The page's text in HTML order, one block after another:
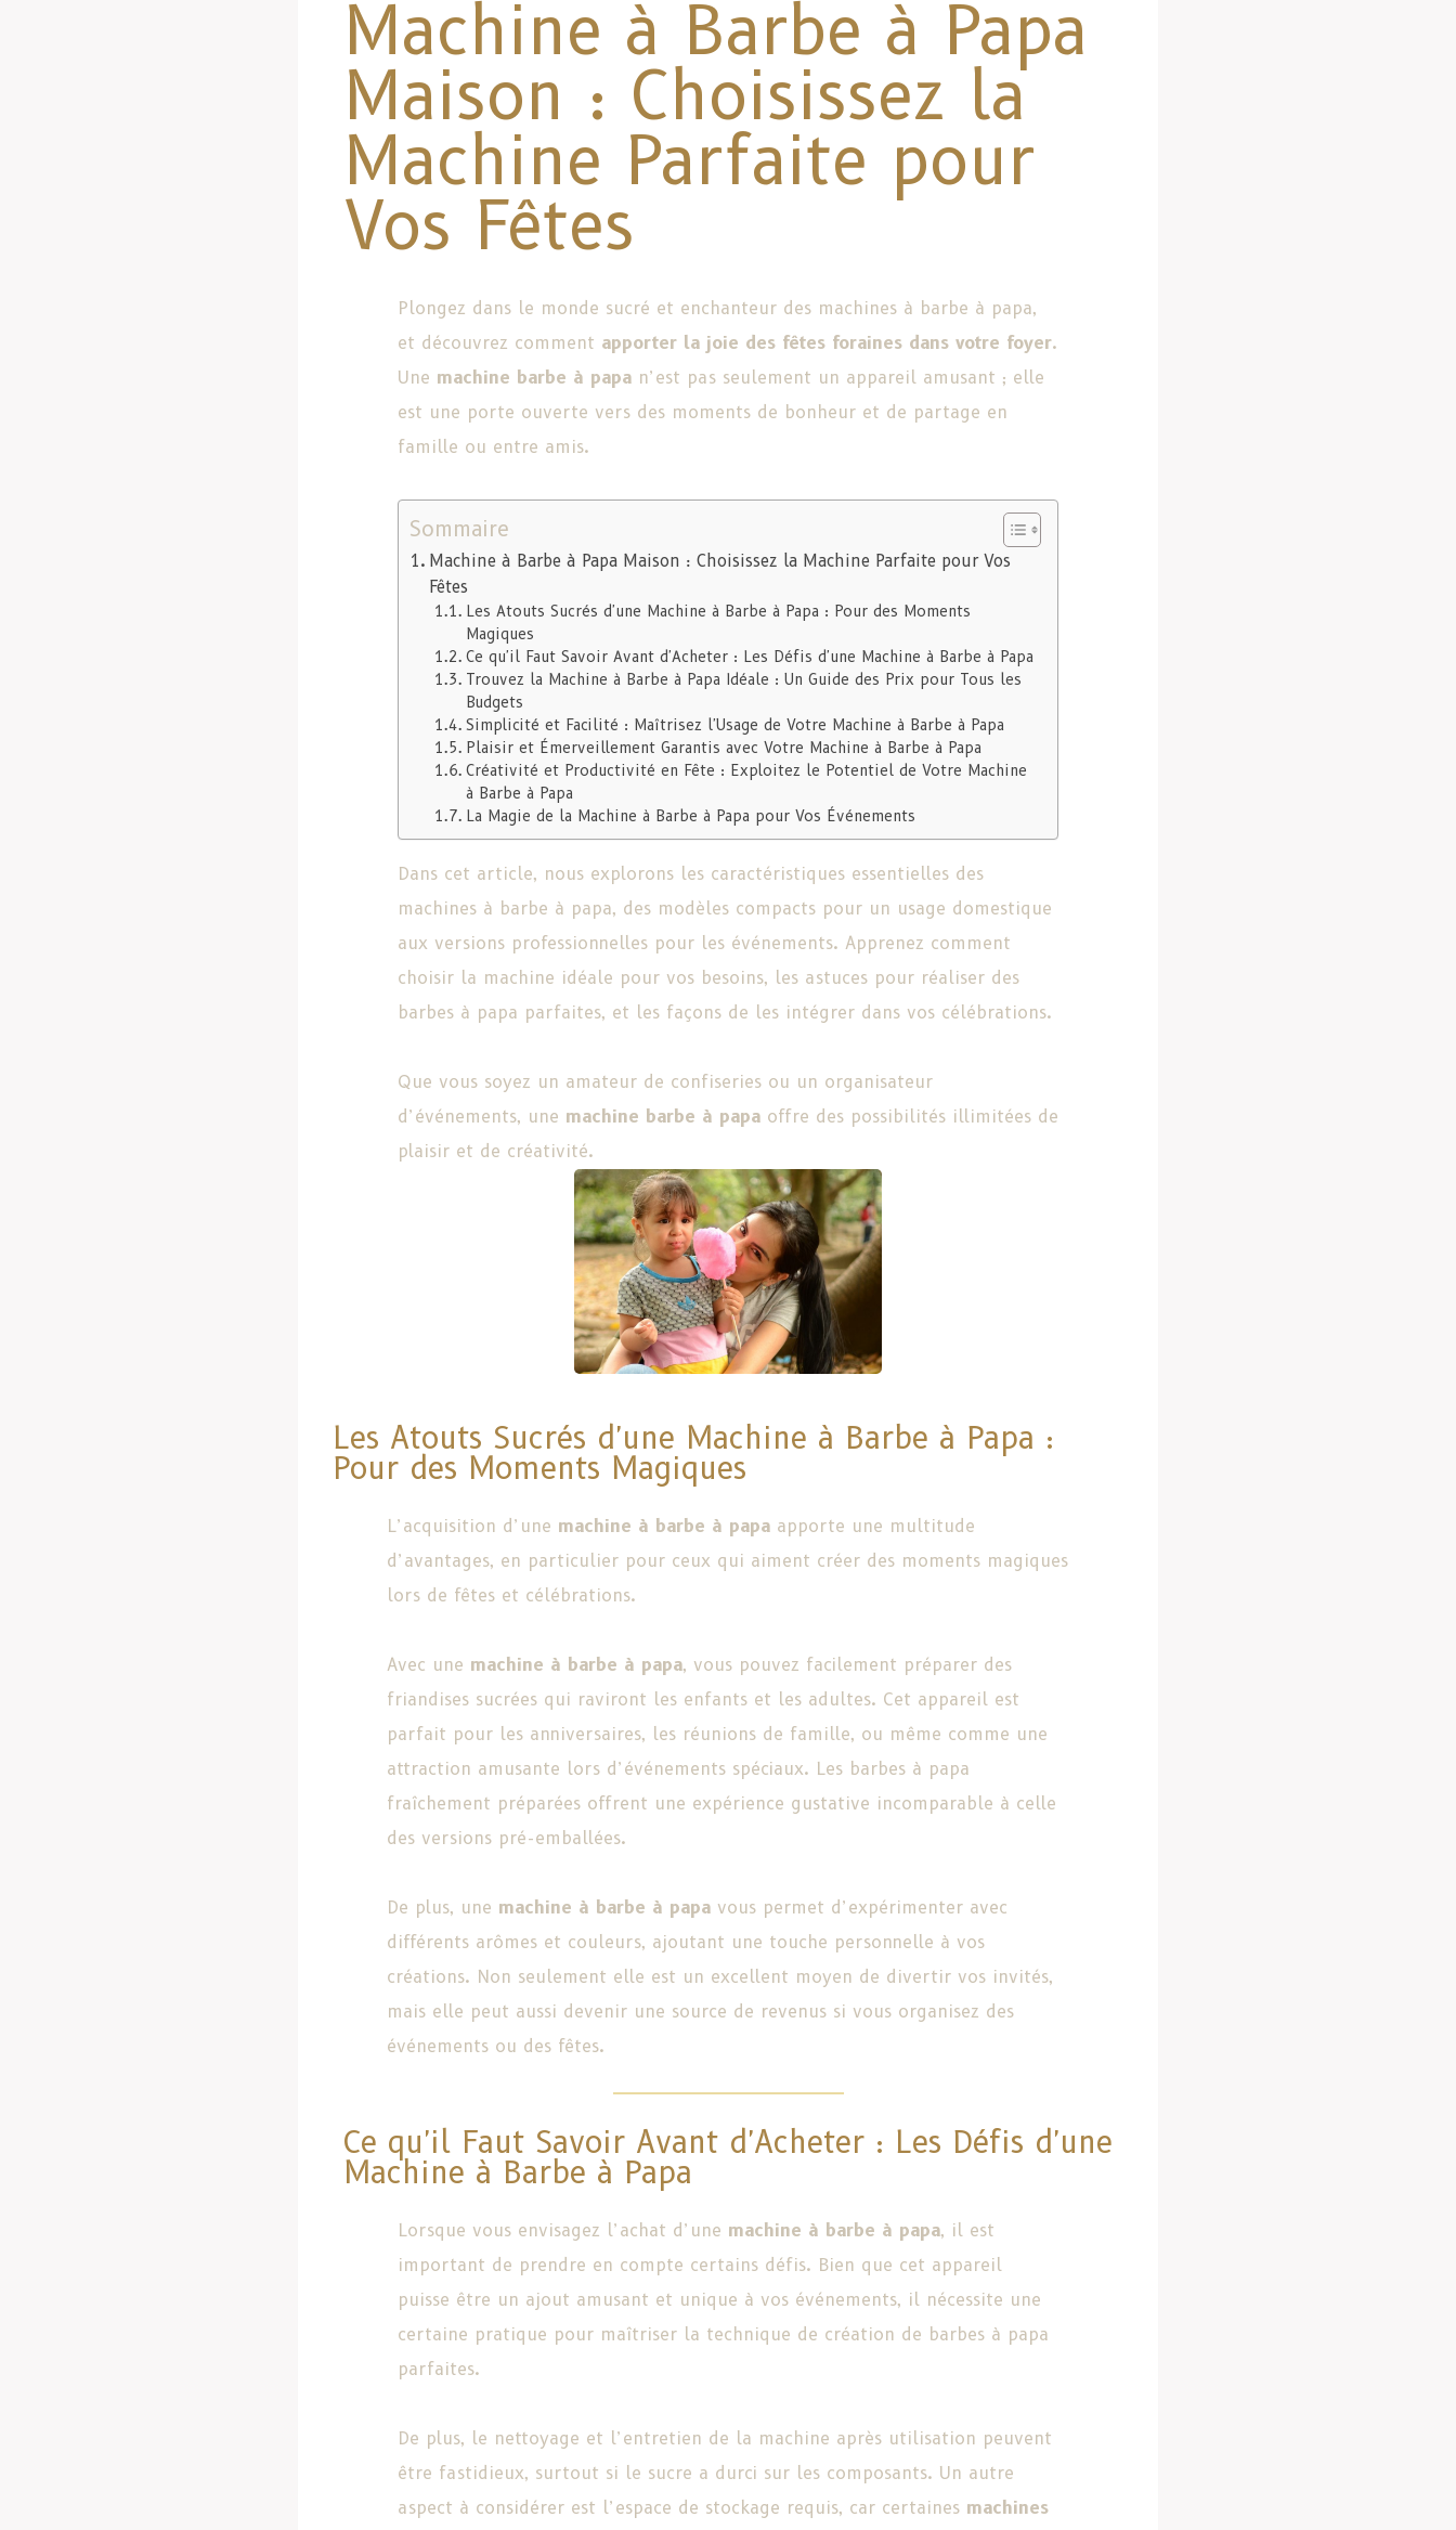
Machine à Barbe à Papa
Maison : Choisissez la
Machine Parfaite pour
Vos Fêtes
Plongez dans le monde sucré et enchanteur des machines à barbe à papa,
et découvrez comment apporter la joie des fêtes foraines dans votre foyer.
Une machine barbe à papa n’est pas seulement un appareil amusant ; elle
est une porte ouverte vers des moments de bonheur et de partage en
famille ou entre amis.
Sommaire
Machine à Barbe à Papa Maison : Choisissez la Machine Parfaite pour Vos
Fêtes
Les Atouts Sucrés d'une Machine à Barbe à Papa : Pour des Moments
Magiques
Ce qu'il Faut Savoir Avant d'Acheter : Les Défis d'une Machine à Barbe à Papa
Trouvez la Machine à Barbe à Papa Idéale : Un Guide des Prix pour Tous les
Budgets
Simplicité et Facilité : Maîtrisez l'Usage de Votre Machine à Barbe à Papa
Plaisir et Émerveillement Garantis avec Votre Machine à Barbe à Papa
Créativité et Productivité en Fête : Exploitez le Potentiel de Votre Machine
à Barbe à Papa
La Magie de la Machine à Barbe à Papa pour Vos Événements
Dans cet article, nous explorons les caractéristiques essentielles des
machines à barbe à papa, des modèles compacts pour un usage domestique
aux versions professionnelles pour les événements. Apprenez comment
choisir la machine idéale pour vos besoins, les astuces pour réaliser des
barbes à papa parfaites, et les façons de les intégrer dans vos célébrations.
Que vous soyez un amateur de confiseries ou un organisateur
d’événements, une machine barbe à papa offre des possibilités illimitées de
plaisir et de créativité.
Les Atouts Sucrés d'une Machine à Barbe à Papa :
Pour des Moments Magiques
L’acquisition d’une machine à barbe à papa apporte une multitude
d’avantages, en particulier pour ceux qui aiment créer des moments magiques
lors de fêtes et célébrations.
Avec une machine à barbe à papa, vous pouvez facilement préparer des
friandises sucrées qui raviront les enfants et les adultes. Cet appareil est
parfait pour les anniversaires, les réunions de famille, ou même comme une
attraction amusante lors d’événements spéciaux. Les barbes à papa
fraîchement préparées offrent une expérience gustative incomparable à celle
des versions pré-emballées.
De plus, une machine à barbe à papa vous permet d’expérimenter avec
différents arômes et couleurs, ajoutant une touche personnelle à vos
créations. Non seulement elle est un excellent moyen de divertir vos invités,
mais elle peut aussi devenir une source de revenus si vous organisez des
événements ou des fêtes.
Ce qu'il Faut Savoir Avant d'Acheter : Les Défis d'une
Machine à Barbe à Papa
Lorsque vous envisagez l’achat d’une machine à barbe à papa, il est
important de prendre en compte certains défis. Bien que cet appareil
puisse être un ajout amusant et unique à vos événements, il nécessite une
certaine pratique pour maîtriser la technique de création de barbes à papa
parfaites.
De plus, le nettoyage et l’entretien de la machine après utilisation peuvent
être fastidieux, surtout si le sucre a durci sur les composants. Un autre
aspect à considérer est l’espace de stockage requis, car certaines machines